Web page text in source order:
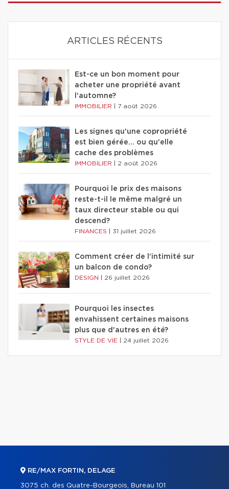
ARTICLES RÉCENTS
Est-ce un bon moment pour
acheter une propriété avant
l'automne?
IMMOBILIER 7 août 2026
Les signes qu'une copropriété
est bien gérée… ou qu'elle
cache des problèmes
IMMOBILIER 2 août 2026
Pourquoi le prix des maisons
reste-t-il le même malgré un
taux directeur stable ou qui
descend?
FINANCES 31 juillet 2026
Comment créer de l'intimité sur
un balcon de condo?
DESIGN 26 juillet 2026
Pourquoi les insectes
envahissent certaines maisons
plus que d'autres en été?
STYLE DE VIE 24 juillet 2026
RE/MAX FORTIN, DELAGE
3075 ch. des Quatre-Bourgeois, Bureau 101